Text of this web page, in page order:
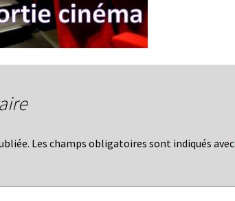
Les champs obligatoires sont indiqués avec